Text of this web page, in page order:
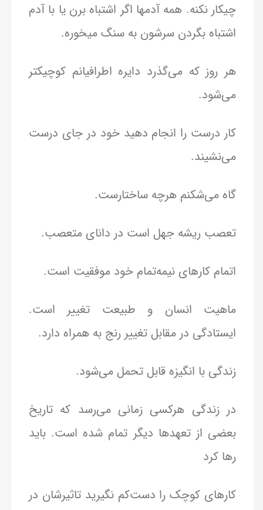
چیکار نکنه. همه آدمها اگر اشتباه برن یا با آدم
اشتباه بگردن سرشون به سنگ میخوره.
هر روز که می‌گذرد دایره اطرافیانم کوچیکتر
می‌شود.
کار درست را انجام دهید خود در جای درست
می‌نشیند.
گاه می‌شکنم هرچه ساختارست.
تعصب ریشه جهل است در دانای متعصب.
اتمام کارهای نیمه‌تمام خود موفقیت است.
ماهیت انسان و طبیعت تغییر است.
ایستادگی در مقابل تغییر رنج به همراه دارد.
زندگی با انگیزه قابل تحمل ‌می‌شود.
در زندگی هرکسی زمانی می‌رسد که تاریخ
بعضی از تعهدها دیگر تمام شده است. باید
رها کرد
کارهای کوچک را دست‌کم نگیرید تاثیرشان در